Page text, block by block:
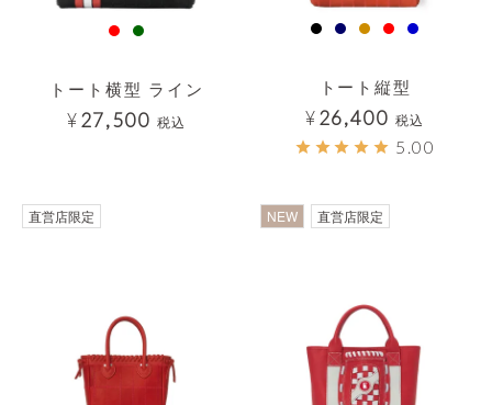
トート横型 ライン
¥27,500 税込
トート縦型
¥26,400 税込
5.00
直営店限定 NEW 直営店限定